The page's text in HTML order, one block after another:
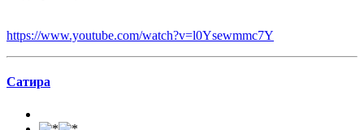
https://www.youtube.com/watch?v=l0Ysewmmc7Y
Сатира